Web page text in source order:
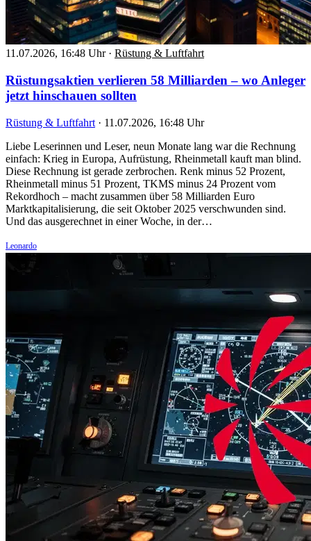
11.07.2026, 16:48 Uhr · Rüstung & Luftfahrt
Rüstungsaktien verlieren 58 Milliarden – wo Anleger
jetzt hinschauen sollten
Rüstung & Luftfahrt · 11.07.2026, 16:48 Uhr
Liebe Leserinnen und Leser, neun Monate lang war die Rechnung
einfach: Krieg in Europa, Aufrüstung, Rheinmetall kauft man blind.
Diese Rechnung ist gerade zerbrochen. Renk minus 52 Prozent,
Rheinmetall minus 51 Prozent, TKMS minus 24 Prozent vom
Rekordhoch – macht zusammen über 58 Milliarden Euro
Marktkapitalisierung, die seit Oktober 2025 verschwunden sind.
Und das ausgerechnet in einer Woche, in der…
Leonardo